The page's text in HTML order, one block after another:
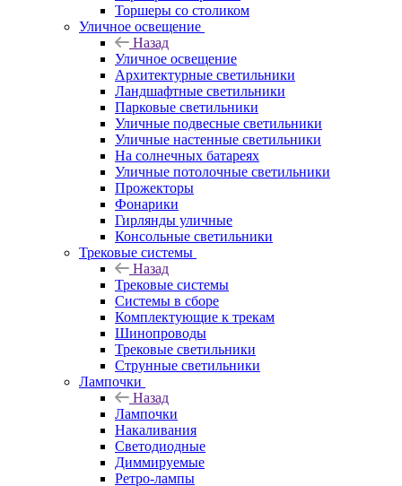
Торшеры со столиком
Уличное освещение
Назад
Уличное освещение
Архитектурные светильники
Ландшафтные светильники
Парковые светильники
Уличные подвесные светильники
Уличные настенные светильники
На солнечных батареях
Уличные потолочные светильники
Прожекторы
Фонарики
Гирлянды уличные
Консольные светильники
Трековые системы
Назад
Трековые системы
Системы в сборе
Комплектующие к трекам
Шинопроводы
Трековые светильники
Струнные светильники
Лампочки
Назад
Лампочки
Накаливания
Светодиодные
Диммируемые
Ретро-лампы